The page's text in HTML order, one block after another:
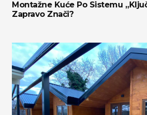
Montažne Kuće Po Sistemu
Zapravo Znači?